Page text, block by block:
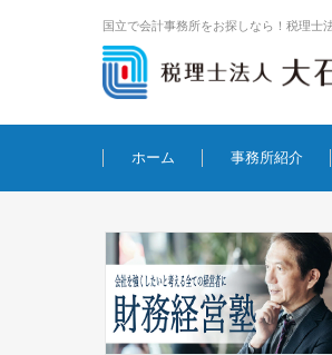
国立で会計事務所をお探しなら！税理士
ホーム
事務所紹介